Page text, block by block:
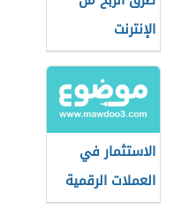
الإنترنت
الاستثمار في
العملات الرقمية